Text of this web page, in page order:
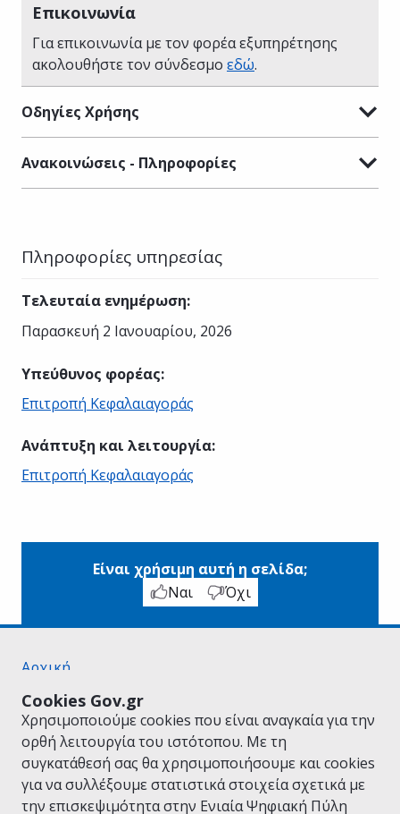
Cookies Gov.gr
Χρησιμοποιούμε cookies που είναι αναγκαία για την
ορθή λειτουργία του ιστότοπου. Με τη
συγκατάθεσή σας θα χρησιμοποιήσουμε και cookies
για να συλλέξουμε στατιστικά στοιχεία σχετικά με
την επισκεψιμότητα στην Ενιαία Ψηφιακή Πύλη
Επικοινωνία
Για επικοινωνία με τον φορέα εξυπηρέτησης
ακολουθήστε τον σύνδεσμο εδώ.
Οδηγίες Χρήσης
Ανακοινώσεις - Πληροφορίες
Πληροφορίες υπηρεσίας
Τελευταία ενημέρωση:
Παρασκευή 2 Ιανουαρίου, 2026
Υπεύθυνος φορέας:
Επιτροπή Κεφαλαιαγοράς
Ανάπτυξη και λειτουργία:
Επιτροπή Κεφαλαιαγοράς
Είναι χρήσιμη αυτή η σελίδα;
Ναι
Όχι
Αρχική
Όροι Χρήσης
Πολιτική Απορρήτου
Δήλωση προσβασιμότητας
Πολιτική cookies
Προτάσεις για το gov.gr